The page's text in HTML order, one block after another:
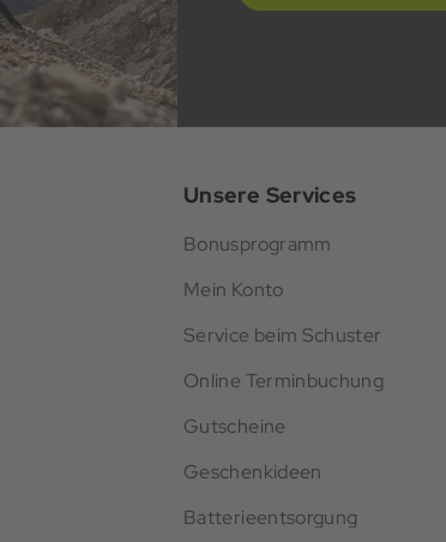
Unsere Services
Bonusprogramm
Mein Konto
Service beim Schuster
Online Terminbuchung
Gutscheine
Geschenkideen
Batterieentsorgung